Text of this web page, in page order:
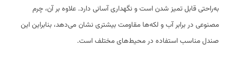
به‌راحتی قابل تمیز شدن است و نگهداری آسانی دارد. علاوه بر آن، چرم
مصنوعی در برابر آب و لکه‌ها مقاومت بیشتری نشان می‌دهد، بنابراین این
صندل مناسب استفاده در محیط‌های مختلف است.